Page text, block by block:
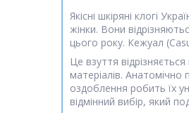
Якісні шкіряні клогі
жінки. Вони
цього року. Кежуал
Це взуття
матеріалів.
оздоблення робить їх
відмінний вибір, який